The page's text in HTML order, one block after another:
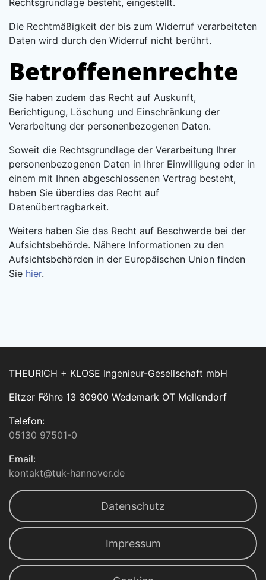
Rechtsgrundlage besteht, eingestellt.
Die Rechtmäßigkeit der bis zum Widerruf verarbeiteten
Daten wird durch den Widerruf nicht berührt.
Betroffenenrechte
Sie haben zudem das Recht auf Auskunft,
Berichtigung, Löschung und Einschränkung der
Verarbeitung der personenbezogenen Daten.
Soweit die Rechtsgrundlage der Verarbeitung Ihrer
personenbezogenen Daten in Ihrer Einwilligung oder in
einem mit Ihnen abgeschlossenen Vertrag besteht,
haben Sie überdies das Recht auf
Datenübertragbarkeit.
Weiters haben Sie das Recht auf Beschwerde bei der
Aufsichtsbehörde. Nähere Informationen zu den
Aufsichtsbehörden in der Europäischen Union finden
Sie hier.
THEURICH + KLOSE Ingenieur-Gesellschaft mbH
Eitzer Föhre 13 30900 Wedemark OT Mellendorf
Telefon:
05130 97501-0
Email:
kontakt@tuk-hannover.de
Datenschutz
Impressum